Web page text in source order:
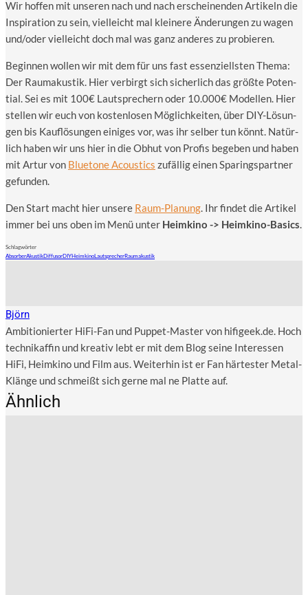
Wir hof­fen mit unse­ren nach und nach erschei­nen­den Arti­keln die
Inspi­ra­ti­on zu sein, viel­leicht mal klei­ne­re Ände­run­gen zu wagen
und/oder viel­leicht doch mal was ganz ande­res zu probieren.
Begin­nen wol­len wir mit dem für uns fast essen­zi­ells­ten The­ma:
Der Raum­akus­tik. Hier ver­birgt sich sicher­lich das größ­te Poten­
ti­al. Sei es mit 100€ Laut­spre­chern oder 10.000€ Model­len. Hier
stel­len wir euch von kos­ten­lo­sen Mög­lich­kei­ten, über DIY-Lösun­
gen bis Kauf­lö­sun­gen eini­ges vor, was ihr sel­ber tun könnt. Natür­
lich haben wir uns hier in die Obhut von Pro­fis bege­ben und haben
mit Artur von Blue­to­ne Acou­stics zufäl­lig einen Spa­rings­part­ner
gefunden.
Den Start macht hier unse­re Raum-Pla­nung. Ihr fin­det die Arti­kel
immer bei uns oben im Menü unter Heim­ki­no -> Heim­ki­no-Basics.
Schlagwörter
AbsorberAkustikDiffusorDIYHeimkinoLautsprecherRaumakustik
Björn
Ambitionierter HiFi-Fan und Puppet-Master von hifigeek.de. Hoch
technikaffin und kreativ lebt er mit dem Blog seine Interessen
HiFi, Heimkino und Film aus. Weiterhin ist er Fan härtester Metal-
Klänge und schmeißt sich gerne mal ne Platte auf.
Ähnlich